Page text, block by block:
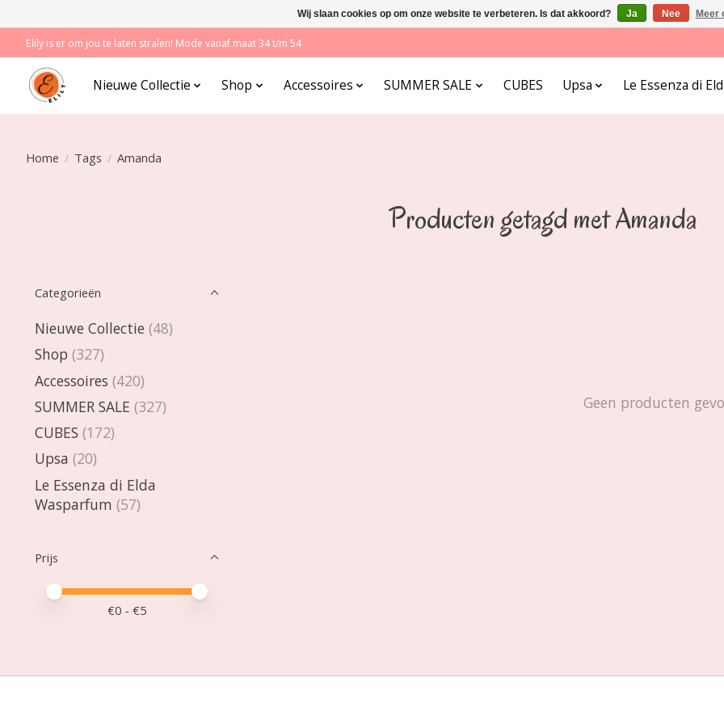
Elily is er om jou te laten stralen! Mode vanaf maat 34 t/m 54
Nieuwe Collectie Shop Accessoires SUMMER SALE CUBES Upsa Le Essenza di
Home / Tags / Amanda
Producten getagd met Amanda
Categorieën
Nieuwe Collectie (48)
Shop (327)
Accessoires (420)
SUMMER SALE (327)
CUBES (172)
Upsa (20)
Le Essenza di Elda
Wasparfum (57)
Prijs
Minimale prijswaarde
Price maximum value
€0 - €5
Geen producten
Wij slaan cookies op om onze website te verbeteren. Is dat akkoord? Ja Nee Meer